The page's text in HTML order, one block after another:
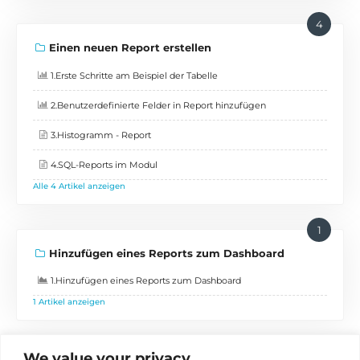
Einen neuen Report erstellen
4
1.Erste Schritte am Beispiel der Tabelle
2.Benutzerdefinierte Felder in Report hinzufügen
3.Histogramm - Report
4.SQL-Reports im Modul
Alle 4 Artikel anzeigen
Hinzufügen eines Reports zum Dashboard
1
1.Hinzufügen eines Reports zum Dashboard
1 Artikel anzeigen